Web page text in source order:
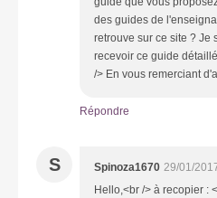
des guides de
retrouve sur ce site ? Je
recevoir ce guide
/> En vous remerciant
Répondre
S Spinoza1670 29/01/
Hello,<br /> à recopier :